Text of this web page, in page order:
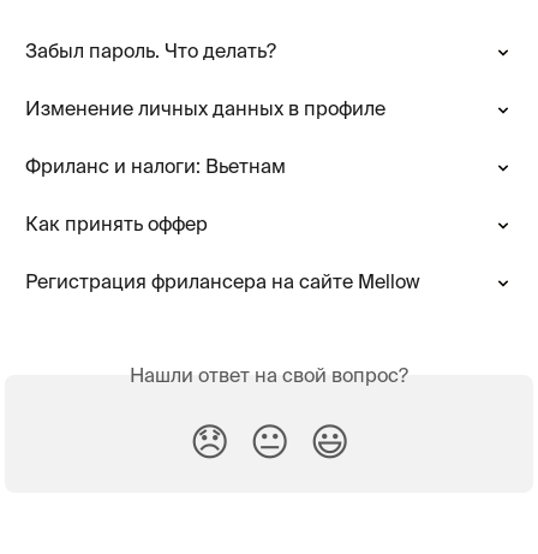
Забыл пароль. Что делать?
Изменение личных данных в профиле
Фриланс и налоги: Вьетнам
Как принять оффер
Регистрация фрилансера на сайте Mellow
Нашли ответ на свой вопрос?
😞 😐 😃